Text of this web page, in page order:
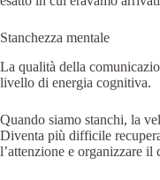
Stanchezza mentale
La qualità della
livello di energia cognitiva.
Quando siamo stanchi, la
Diventa più difficile
l’attenzione e organizzare il